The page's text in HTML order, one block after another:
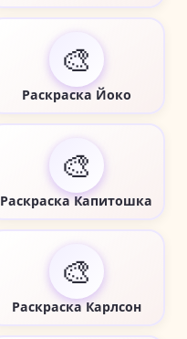
🎨
Раскраска Йоко
🎨
Раскраска Капитошка
🎨
Раскраска Карлсон